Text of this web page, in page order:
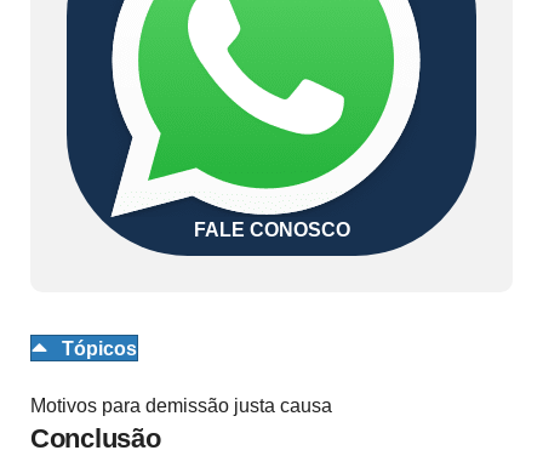
FALE CONOSCO
Tópicos
Motivos para demissão justa causa
Conclusão